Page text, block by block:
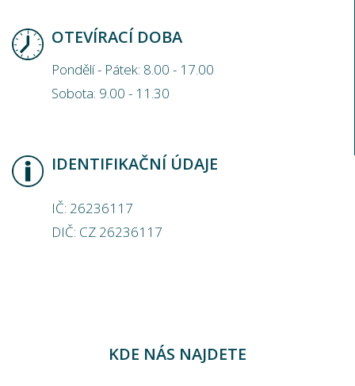
OTEVÍRACÍ DOBA
Pondělí - Pátek: 8.00 - 17.00
Sobota: 9.00 - 11.30
IDENTIFIKAČNÍ ÚDAJE
IČ: 26236117
DIČ: CZ 26236117
KDE NÁS NAJDETE